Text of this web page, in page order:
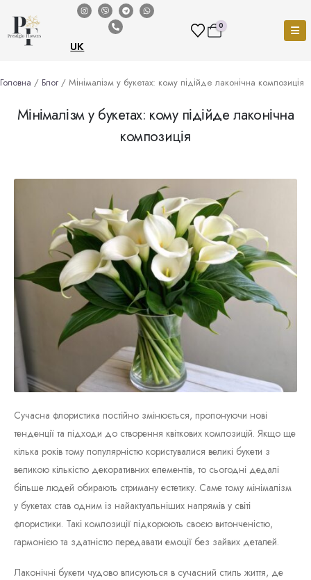
UK
0
Головна / Блог / Мінімалізм у букетах: кому підійде лаконічна композиція
Мінімалізм у букетах: кому підійде лаконічна
композиція
Сучасна флористика постійно змінюється, пропонуючи нові
тенденції та підходи до створення квіткових композицій. Якщо ще
кілька років тому популярністю користувалися великі букети з
великою кількістю декоративних елементів, то сьогодні дедалі
більше людей обирають стриману естетику. Саме тому мінімалізм
у букетах став одним із найактуальніших напрямів у світі
флористики. Такі композиції підкорюють своєю витонченістю,
гармонією та здатністю передавати емоції без зайвих деталей.
Лаконічні букети чудово вписуються в сучасний стиль життя, де